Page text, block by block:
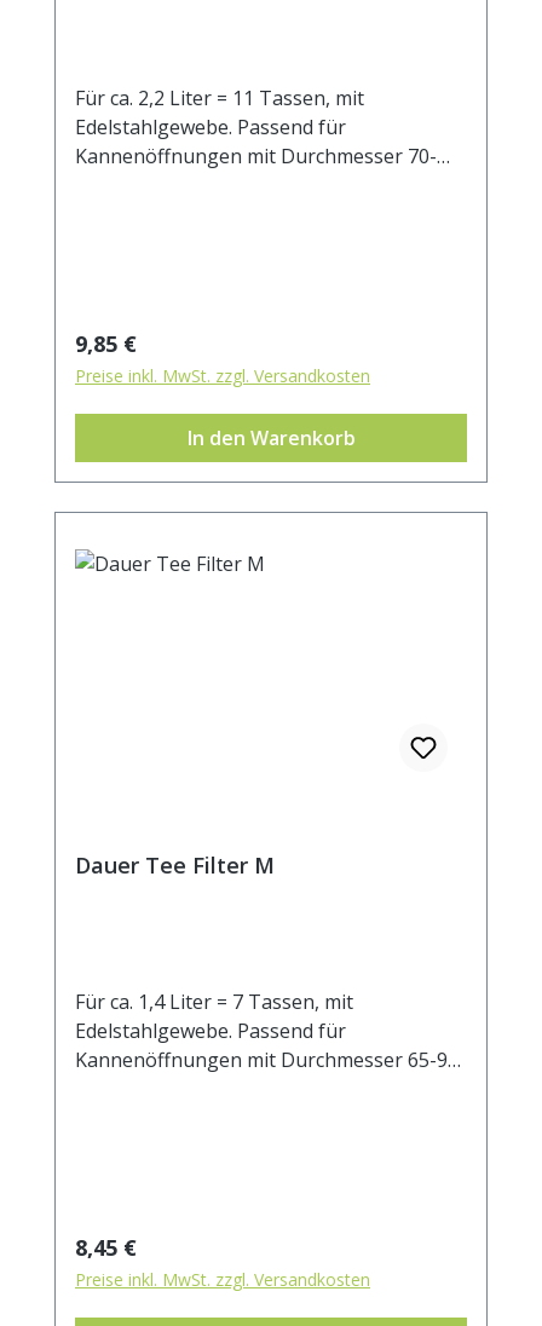
Für ca. 2,2 Liter = 11 Tassen, mit
Edelstahlgewebe. Passend für
Kannenöffnungen mit Durchmesser 70-
Regulärer Preis:
9,85 €
Preise inkl. MwSt. zzgl. Versandkosten
In den Warenkorb
Dauer Tee Filter M
Für ca. 1,4 Liter = 7 Tassen, mit
Edelstahlgewebe. Passend für
Kannenöffnungen mit Durchmesser 65-95
Regulärer Preis:
8,45 €
Preise inkl. MwSt. zzgl. Versandkosten